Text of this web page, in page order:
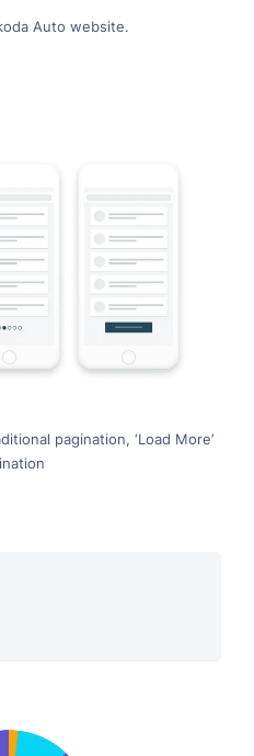
Auto website.
pagination, ‘Load More’